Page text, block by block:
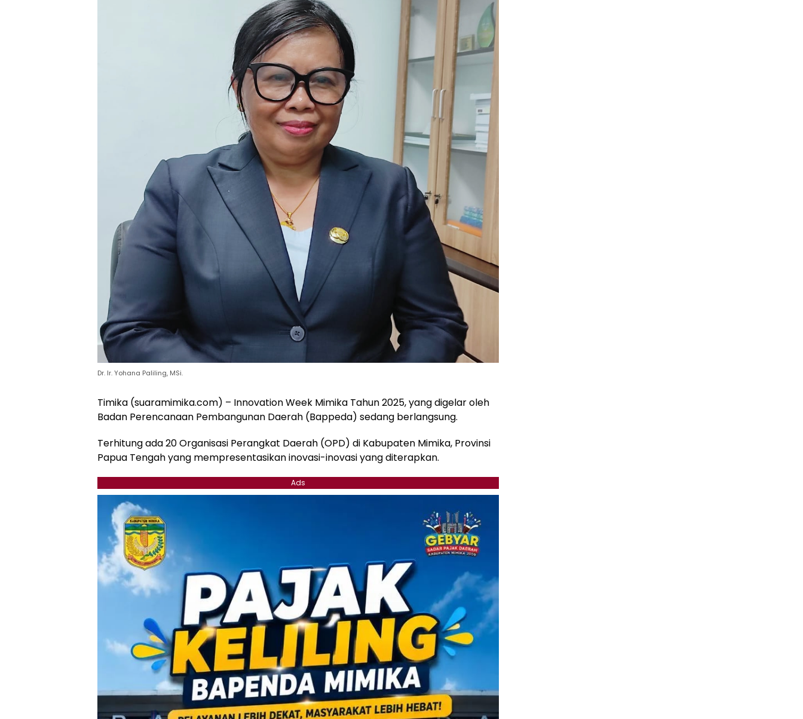
Dr. Ir. Yohana Paliling, MSi.
Timika (suaramimika.com) – Innovation Week Mimika Tahun 2025, yang digelar oleh
Badan Perencanaan Pembangunan Daerah (Bappeda) sedang berlangsung.
Terhitung ada 20 Organisasi Perangkat Daerah (OPD) di Kabupaten Mimika, Provinsi
Papua Tengah yang mempresentasikan inovasi-inovasi yang diterapkan.
Ads